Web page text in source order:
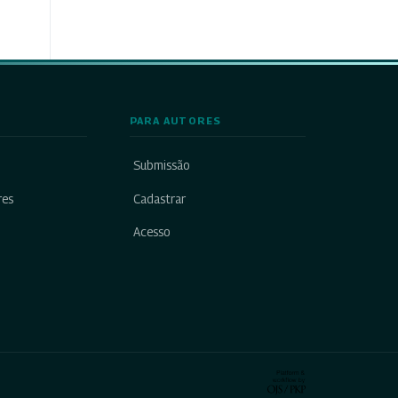
PARA AUTORES
Submissão
Cadastrar
Acesso